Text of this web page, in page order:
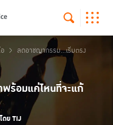
ลดอาชญากรรม...เริ่มตรง
พร้อมแค่ไหนที่จะแก้
โดย TIJ